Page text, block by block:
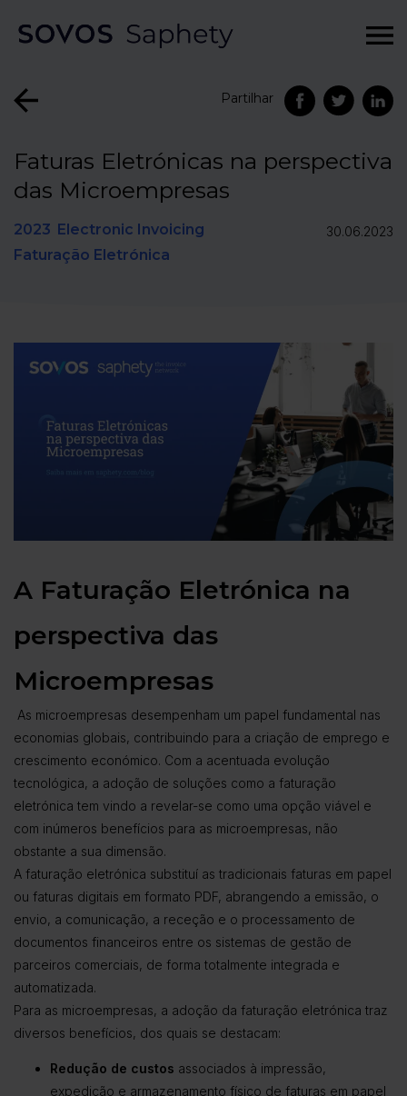
Faturas Eletrónicas na perspectiva
das Microempresas
2023 Electronic Invoicing
Faturação Eletrónica
30.06.2023
Partilhar
A Faturação Eletrónica na
perspectiva das
Microempresas
As microempresas desempenham um papel fundamental nas
economias globais, contribuindo para a criação de emprego e
crescimento económico. Com a acentuada evolução
tecnológica, a adoção de soluções como a faturação
eletrónica tem vindo a revelar-se como uma opção viável e
com inúmeros benefícios para as microempresas, não
obstante a sua dimensão.
A faturação eletrónica substituí as tradicionais faturas em papel
ou faturas digitais em formato PDF, abrangendo a emissão, o
envio, a comunicação, a receção e o processamento de
documentos financeiros entre os sistemas de gestão de
parceiros comerciais, de forma totalmente integrada e
automatizada.
Para as microempresas, a adoção da faturação eletrónica traz
diversos benefícios, dos quais se destacam:
Redução de custos associados à impressão,
expedição e armazenamento físico de faturas em papel